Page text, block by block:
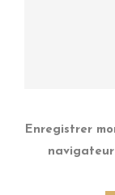
Enregistrer